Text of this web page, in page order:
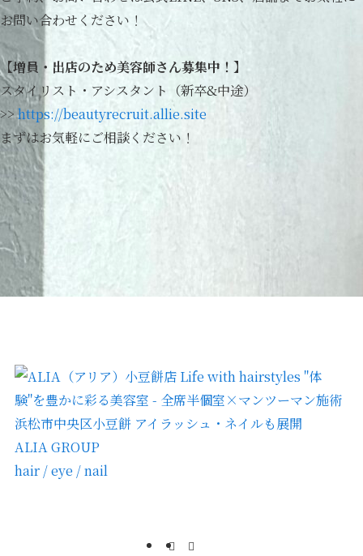
お問い合わせください！
【増員・出店のため美容師さん募集中！】
スタイリスト・アシスタント（新卒&中途）
>>https://beautyrecruit.allie.site
まずはお気軽にご相談ください！
ALIA GROUP
hair / eye / nail